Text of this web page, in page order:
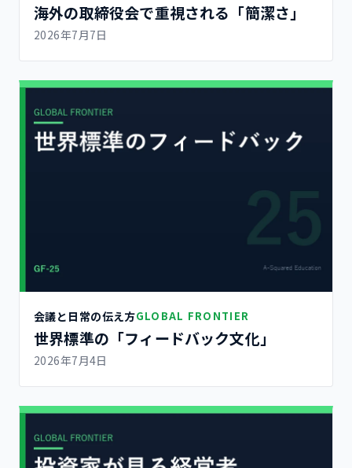
海外の取締役会で重視される「簡潔さ」
2026年7月7日
会議と日常の伝え方GLOBAL FRONTIER
世界標準の「フィードバック文化」
2026年7月4日